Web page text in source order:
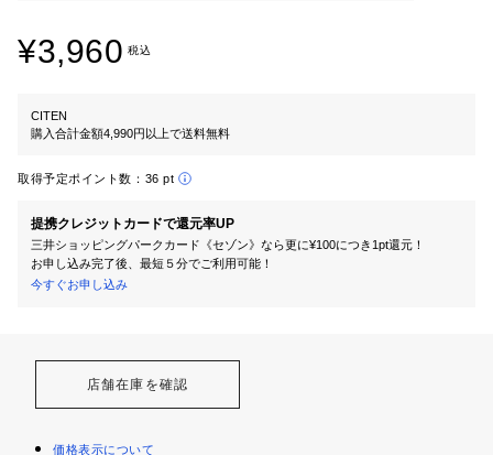
¥3,960 税込
CITEN
購入合計金額4,990円以上で送料無料
取得予定ポイント数： 36 pt
提携クレジットカードで還元率UP
三井ショッピングパークカード《セゾン》なら更に¥100につき1pt還元！
お申し込み完了後、最短５分でご利用可能！
今すぐお申し込み
店舗在庫を確認
価格表示について